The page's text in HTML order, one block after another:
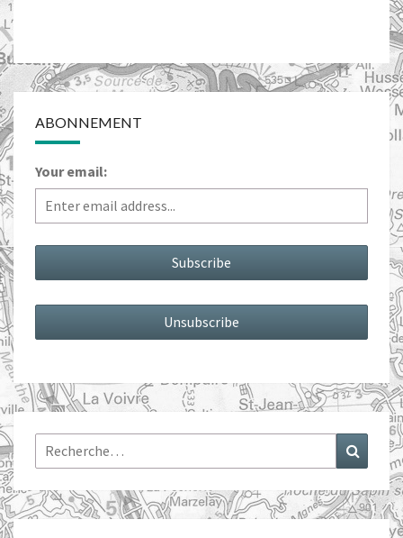
ABONNEMENT
Your email:
Rechercher :